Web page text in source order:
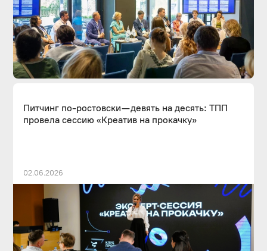
Питчинг по-ростовски — девять на десять: ТПП
провела сессию «Креатив на прокачку»
02.06.2026